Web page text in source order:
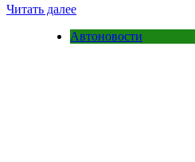
Читать далее
Автоновости